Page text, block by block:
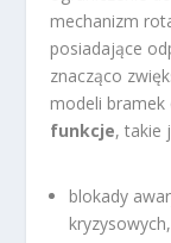
mechanizm
posiadające
znacząco
modeli
funkcje, takie
blokady
kryzysowych,